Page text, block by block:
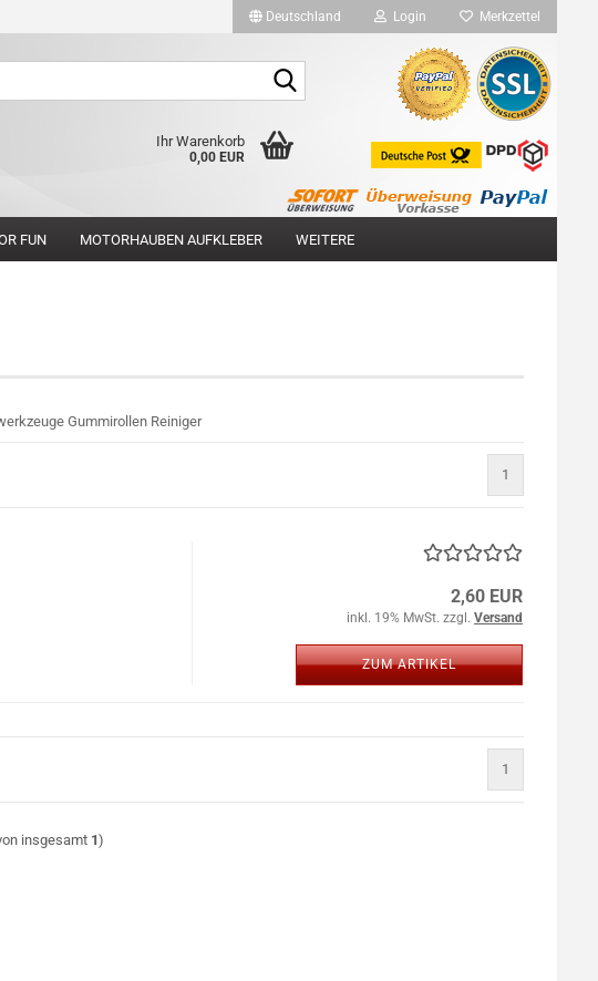
Deutschland Login Merkzettel
Ihr Warenkorb
0,00 EUR
FUN MOTORHAUBEN AUFKLEBER WEITERE
Gummirollen Reiniger
1
2,60 EUR
inkl. 19% MwSt. zzgl. Versand
ZUM ARTIKEL
1
insgesamt 1)